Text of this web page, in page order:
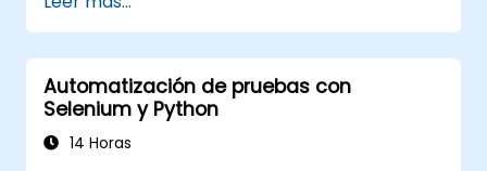
Distribuir las pruebas utilizando Selenium
Grid
Ejecutar pruebas de regresión con
Selenium en Jenkins
Preparar informes de prueba e informes
periódicos utilizando Jenkins
Automatización de pruebas con
Selenium y Python
14 Horas